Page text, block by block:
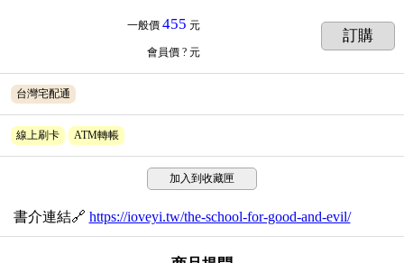
一般價 455 元
會員價 ? 元
訂購
台灣宅配通
線上刷卡 ATM轉帳
加入到收藏匣
書介連結🔗 https://ioveyi.tw/the-school-for-good-and-evil/